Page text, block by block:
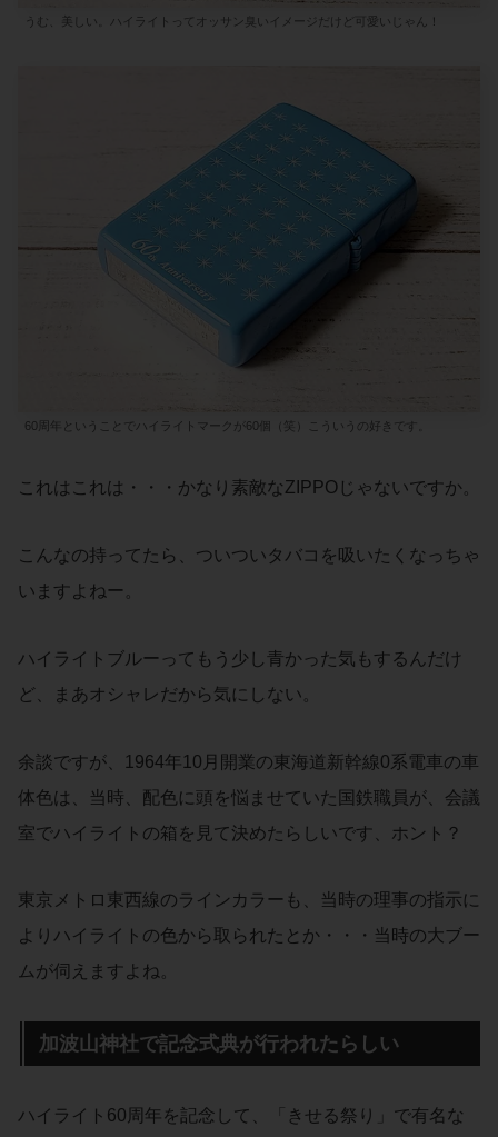
うむ、美しい。ハイライトってオッサン臭いイメージだけど可愛いじゃん！
60周年ということでハイライトマークが60個（笑）こういうの好きです。
これはこれは・・・かなり素敵なZIPPOじゃないですか。
こんなの持ってたら、ついついタバコを吸いたくなっちゃ
いますよねー。
ハイライトブルーってもう少し青かった気もするんだけ
ど、まあオシャレだから気にしない。
余談ですが、1964年10月開業の東海道新幹線0系電車の車
体色は、当時、配色に頭を悩ませていた国鉄職員が、会議
室でハイライトの箱を見て決めたらしいです、ホント？
東京メトロ東西線のラインカラーも、当時の理事の指示に
よりハイライトの色から取られたとか・・・当時の大ブー
ムが伺えますよね。
加波山神社で記念式典が行われたらしい
ハイライト60周年を記念して、「きせる祭り」で有名な